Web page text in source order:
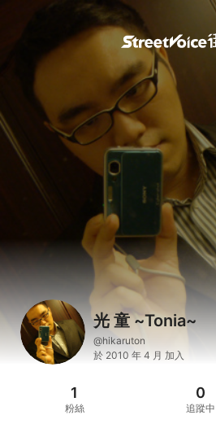
光 童 ~Tonia~
@hikaruton
於 2010 年 4 月 加入
1
粉絲
0
追蹤中